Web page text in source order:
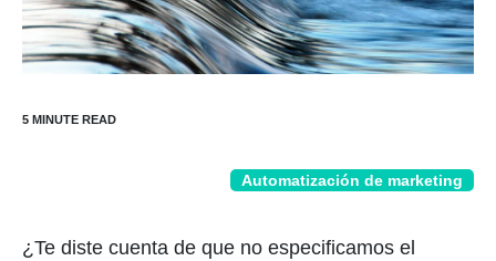
Automatización de marketing
¿Te diste cuenta de que no especificamos el